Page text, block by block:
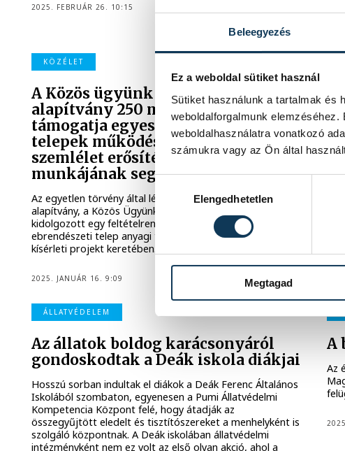
Beleegyezés
Ez a weboldal sütiket használ
Sütiket használunk a tartalmak és
weboldalforgalmunk
weboldalhasználatra vonatkozó
számukra vagy az Ön által
Hozzájárulás kiválasztása
Elengedhetetlen
Megtagad
2025. FEBRUÁR 26. 10:15
KÖZÉLET
A Közös ügyünk az állatvédelem
alapítvány 250 millió forinttal
támogatja egyes ebrendészeti
telepek működését az állatbarát
szemlélet erősítése és a hatóság
munkájának segítése érdekében
Az egyetlen törvény által létrehozott állatvédelmi
alapítvány, a Közös Ügyünk az Állatvédelem Alapítvány
kidolgozott egy feltételrendszert, amelyet 14
ebrendészeti telep anyagi támogatásához köt egy
kísérleti projekt keretében.
2025. JANUÁR 16. 9:09
A
A
ÁLLATVÉDELEM
Az állatok boldog karácsonyáról
gondoskodtak a Deák iskola diákjai
Hosszú sorban indultak el diákok a Deák Ferenc Általános
Iskolából szombaton, egyenesen a Pumi Állatvédelmi
Kompetencia Központ felé, hogy átadják az
összegyűjtött eledelt és tisztítószereket a menhelyként is
szolgáló központnak. A Deák iskolában állatvédelmi
intézményként nem ez volt az első olyan akció, ahol a
A
Az